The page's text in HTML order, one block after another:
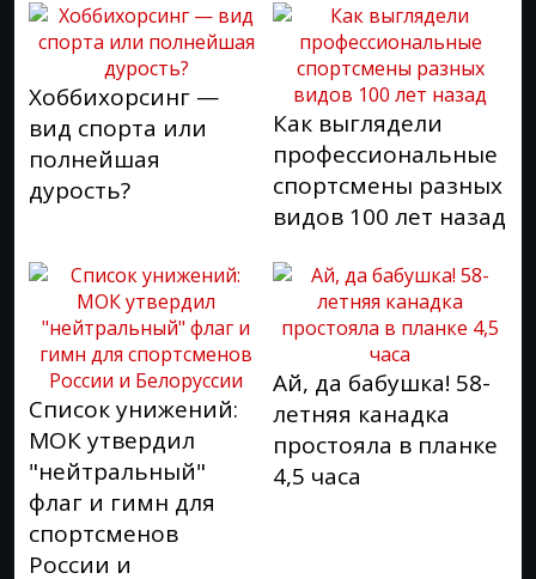
Хоббихорсинг —
вид спорта или
полнейшая
дурость?
Как выглядели
профессиональные
спортсмены разных
видов 100 лет назад
Список унижений:
МОК утвердил
"нейтральный"
флаг и гимн для
спортсменов
России и
Ай, да бабушка! 58-
летняя канадка
простояла в планке
4,5 часа